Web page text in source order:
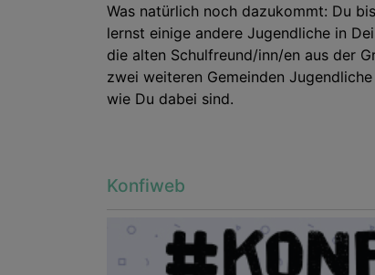
Was natürlich noch dazukommt: Du
lernst einige andere Jugendliche in
die alten Schulfreund/inn/en aus der
zwei weiteren Gemeinden
wie Du dabei sind.
Konfiweb